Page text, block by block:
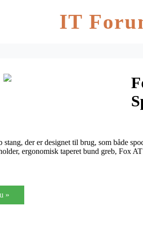
IT
der er designet til brug, som både
ergonomisk taperet bund greb, Fox
»